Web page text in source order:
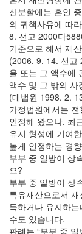
산분할에는 혼인
의 귀책사유에 따
8. 선고 2000다
기준으로 해서 재
(2006. 9. 14. 선고
율 또는 그 액수에
액수 및 그 밖의
(대법원 1998. 2.
가정법원에서는
인정해 왔으나, 최
유지 형성에 기여
높게 인정하는 경
부부 중 일방이 상
요?
부부 중 일방이 상
특유재산으로서
득하거나 유지하
수도 있습니다.
판례는 “부부 중